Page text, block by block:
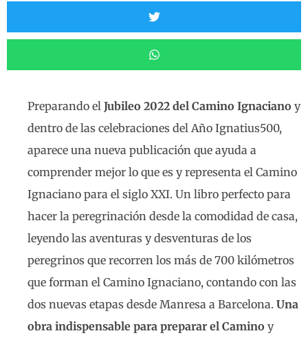
Preparando el Jubileo 2022 del Camino Ignaciano y
dentro de las celebraciones del Año Ignatius500,
aparece una nueva publicación que ayuda a
comprender mejor lo que es y representa el Camino
Ignaciano para el siglo XXI. Un libro perfecto para
hacer la peregrinación desde la comodidad de casa,
leyendo las aventuras y desventuras de los
peregrinos que recorren los más de 700 kilómetros
que forman el Camino Ignaciano, contando con las
dos nuevas etapas desde Manresa a Barcelona. Una
obra indispensable para preparar el Camino y